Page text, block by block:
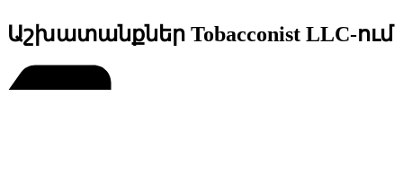
Աշխատանքներ Tobacconist LLC-ում